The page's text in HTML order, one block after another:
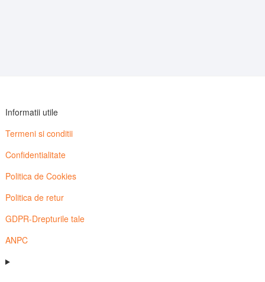
Informatii utile
Termeni si conditii
Confidentialitate
Politica de Cookies
Politica de retur
GDPR-Drepturile tale
ANPC